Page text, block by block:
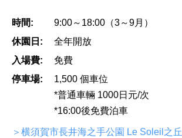
時間:
9:00～18:00（3～9月）
休園日:
全年開放
入場費:
免費
停車場:
1,500 個車位
*普通車輛 1000日元/次
*16:00後免費泊車
＞横須賀市長井海之手公園 Le Soleil之丘